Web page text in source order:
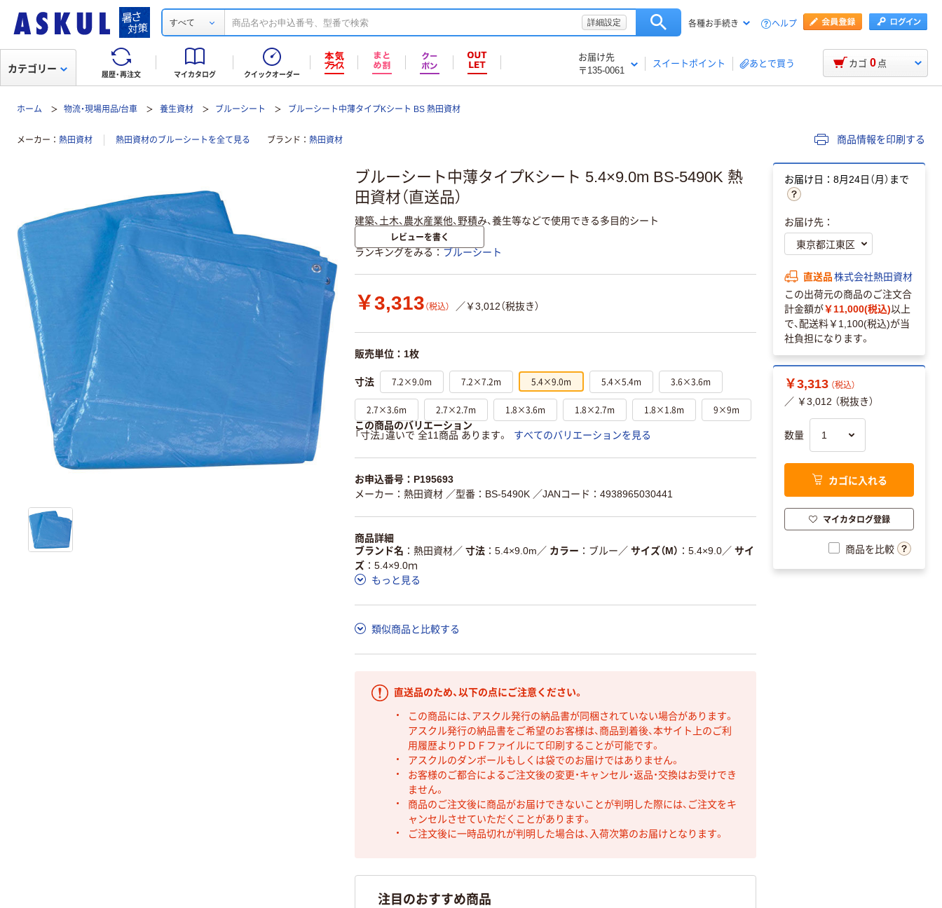
すべて 詳細設定 各種お手続き ヘルプ
履歴・再注文 マイカタログ クイックオーダー
お届け先
〒135-0061
スイートポイント あとで買う
カテゴリー カゴ 0 点
ホーム 物流・現場用品/台車 養生資材 ブルーシート ブルーシート中薄タイプKシート BS 熱田資材
メーカー 熱田資材 熱田資材のブルーシートを全て見る ブランド 熱田資材 商品情報を印刷する
ブルーシート中薄タイプKシート 5.4×9.0m BS-5490K 熱
田資材（直送品）
建築、土木、農水産業他、野積み、養生等などで使用できる多目的シート
レビューを書く
ランキングをみる ブルーシート
￥3,313 （税込） ／￥3,012（税抜き）
販売単位：1枚
寸法 7.2×9.0m 7.2×7.2m 5.4×9.0m 5.4×5.4m 3.6×3.6m
2.7×3.6m 2.7×2.7m 1.8×3.6m 1.8×2.7m 1.8×1.8m 9×9m
この商品のバリエーション
「寸法」違いで 全11商品 あります。
すべてのバリエーションを見る
お申込番号：P195693
メーカー：熱田資材 ／型番：BS-5490K ／JANコード：4938965030441
商品詳細
ブランド名
熱田資材／ 寸法 5.4×9.0m ／ カラー ブルー ／ サイズ（M） 5.4×9.0／ サイ
ズ
5.4×9.0ｍ
もっと見る
類似商品と比較する
直送品のため、以下の点にご注意ください。
この商品には、アスクル発行の納品書が同梱されていない場合があります。
アスクル発行の納品書をご希望のお客様は、商品到着後、本サイト上のご利
用履歴よりＰＤＦファイルにて印刷することが可能です。
アスクルのダンボールもしくは袋でのお届けではありません。
お客様のご都合によるご注文後の変更・キャンセル・返品・交換はお受けでき
ません。
商品のご注文後に商品がお届けできないことが判明した際には、ご注文をキ
ャンセルさせていただくことがあります。
ご注文後に一時品切れが判明した場合は、入荷次第のお届けとなります。
注目のおすすめ商品
お届け日：8月24日（月）まで
お届け先：
直送品株式会社熱田資材
この出荷元の商品のご注文合
計金額が￥11,000(税込)以上
で、配送料￥1,100(税込)が当
社負担になります。
￥3,313 （税込）
／ ￥3,012 （税抜き）
数量
カゴに入れる
マイカタログ登録
商品を比較